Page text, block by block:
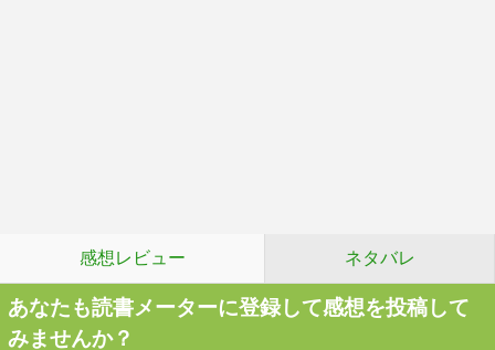
感想レビュー ネタバレ
あなたも読書メーターに登録して感想を投稿して
みませんか？